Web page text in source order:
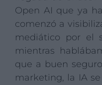
Open AI que ya
comenzó a
mediático por el
mientras
que a buen
marketing, la IA